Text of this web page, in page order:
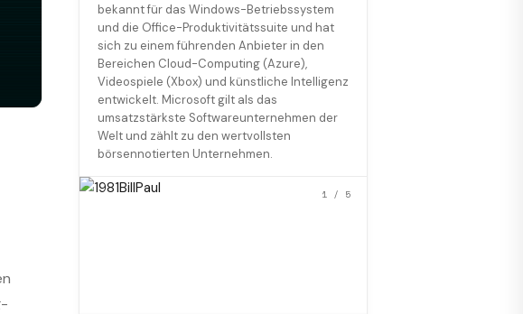
bekannt für das Windows-Betriebssystem
und die Office-Produktivitätssuite und hat
sich zu einem führenden Anbieter in den
Bereichen Cloud-Computing (Azure),
Videospiele (Xbox) und künstliche Intelligenz
entwickelt. Microsoft gilt als das
umsatzstärkste Softwareunternehmen der
Welt und zählt zu den wertvollsten
börsennotierten Unternehmen.
1 / 5